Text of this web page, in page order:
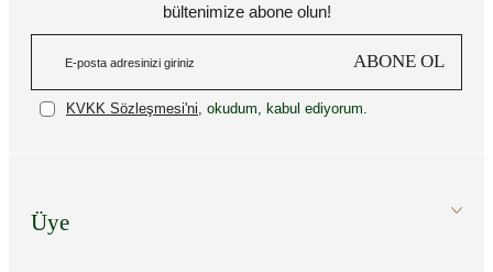
bültenimize abone olun!
ABONE OL
KVKK Sözleşmesi'ni , okudum, kabul ediyorum.
Üye